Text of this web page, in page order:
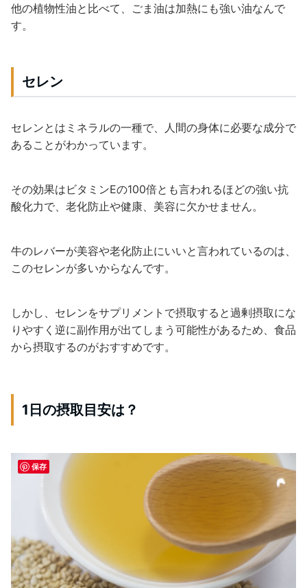
他の植物性油と比べて、ごま油は加熱にも強い油なんで
す。
セレン
セレンとはミネラルの一種で、人間の身体に必要な成分で
あることがわかっています。
その効果はビタミンEの100倍とも言われるほどの強い抗
酸化力で、老化防止や健康、美容に欠かせません。
牛のレバーが美容や老化防止にいいと言われているのは、
このセレンが多いからなんです。
しかし、セレンをサプリメントで摂取すると過剰摂取にな
りやすく逆に副作用が出てしまう可能性があるため、食品
から摂取するのがおすすめです。
1日の摂取目安は？
保存